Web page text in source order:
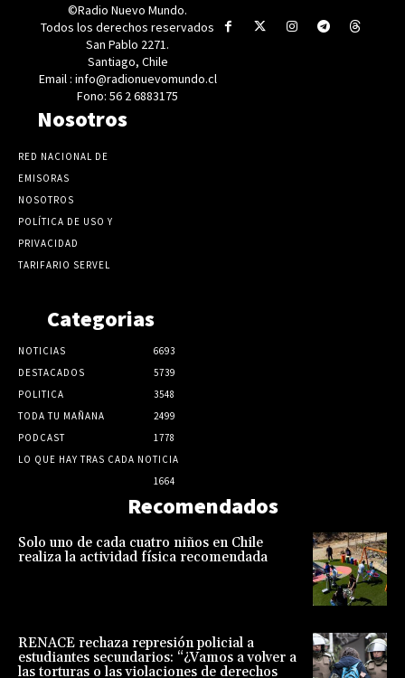
©Radio Nuevo Mundo.
Todos los derechos reservados
San Pablo 2271.
Santiago, Chile
Email : info@radionuevomundo.cl
Fono: 56 2 6883175
Nosotros
RED NACIONAL DE
EMISORAS
NOSOTROS
POLÍTICA DE USO Y
PRIVACIDAD
TARIFARIO SERVEL
Categorias
NOTICIAS
6693
DESTACADOS
5739
POLITICA
3548
TODA TU MAÑANA
2499
PODCAST
1778
LO QUE HAY TRAS CADA NOTICIA
1664
Recomendados
Solo uno de cada cuatro niños en Chile
realiza la actividad física recomendada
RENACE rechaza represión policial a
estudiantes secundarios: “¿Vamos a volver a
las torturas o las violaciones de derechos